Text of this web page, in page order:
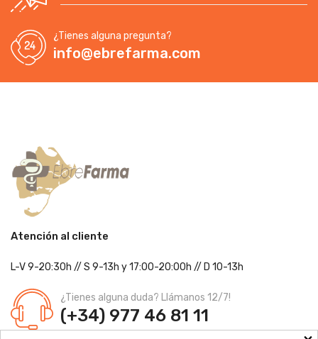
¿Tienes alguna pregunta?
info@ebrefarma.com
Atención al cliente
L-V 9-20:30h // S 9-13h y 17:00-20:00h // D 10-13h
¿Tienes alguna duda? Llámanos 12/7!
(+34) 977 46 81 11